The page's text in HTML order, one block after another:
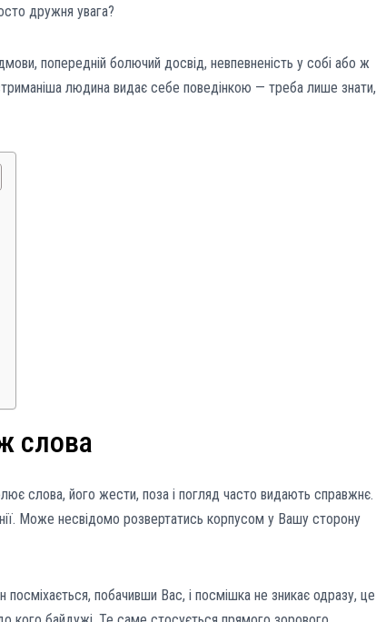
дружня увага?
попередній болючий досвід, невпевненість у собі або ж
людина видає себе поведінкою — треба лише знати,
слова
слова, його жести, поза і погляд часто видають справжнє.
Може несвідомо розвертатись корпусом у Вашу сторону
побачивши Вас, і посмішка не зникає одразу, це